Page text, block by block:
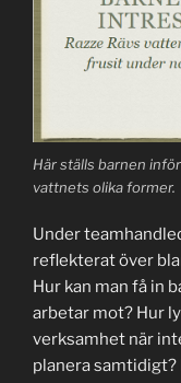
Här ställs barnen
vattnets olika former.
Under
reflekterat över
Hur kan man få in
arbetar mot? Hur
verksamhet när
planera samtidigt?